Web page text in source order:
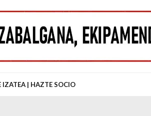
IZATEA | HAZTE SOCIO